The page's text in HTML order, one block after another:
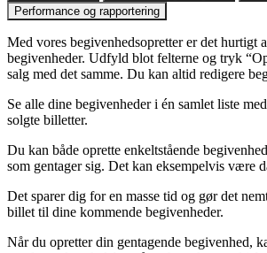
Performance og rapportering
Med vores begivenhedsopretter er det hurtigt
begivenheder. Udfyld blot felterne og tryk
salg med det samme. Du kan altid redigere
Se alle dine begivenheder i én samlet liste
solgte billetter.
Du kan både oprette enkeltstående
som gentager sig. Det kan eksempelvis være
Det sparer dig for en masse tid og gør det
billet til dine kommende begivenheder.
Når du opretter din gentagende begivenhed,